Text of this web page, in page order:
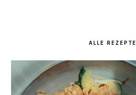
ALLE REZEPTE